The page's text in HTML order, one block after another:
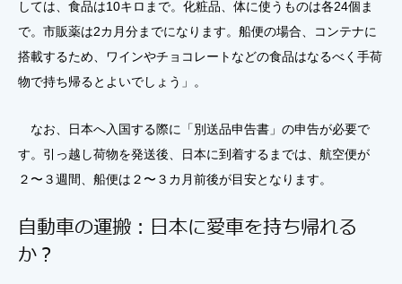
しては、食品は10キロまで。化粧品、体に使うものは各24個ま
で。市販薬は2カ月分までになります。船便の場合、コンテナに
搭載するため、ワインやチョコレートなどの食品はなるべく手荷
物で持ち帰るとよいでしょう」。
なお、日本へ入国する際に「別送品申告書」の申告が必要で
す。引っ越し荷物を発送後、日本に到着するまでは、航空便が
２〜３週間、船便は２〜３カ月前後が目安となります。
自動車の運搬：日本に愛車を持ち帰れる
か？